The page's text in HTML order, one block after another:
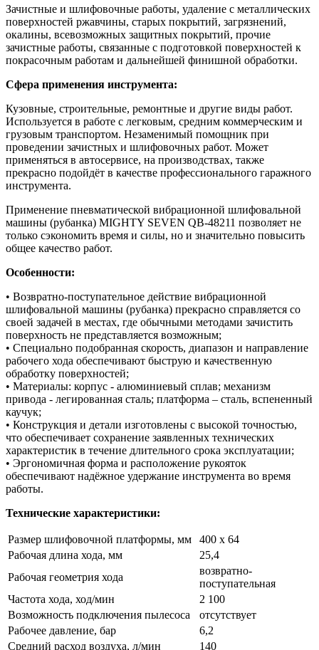
Зачистные и шлифовочные работы, удаление с металлических
поверхностей ржавчины, старых покрытий, загрязнений,
окалины, всевозможных защитных покрытий, прочие
зачистные работы, связанные с подготовкой поверхностей к
покрасочным работам и дальнейшей финишной обработки.
Сфера применения инструмента:
Кузовные, строительные, ремонтные и другие виды работ.
Используется в работе с легковым, средним коммерческим и
грузовым транспортом. Незаменимый помощник при
проведении зачистных и шлифовочных работ. Может
применяться в автосервисе, на производствах, также
прекрасно подойдёт в качестве профессионального гаражного
инструмента.
Применение пневматической вибрационной шлифовальной
машины (рубанка) MIGHTY SEVEN QB-48211 позволяет не
только сэкономить время и силы, но и значительно повысить
общее качество работ.
Особенности:
• Возвратно-поступательное действие вибрационной
шлифовальной машины (рубанка) прекрасно справляется со
своей задачей в местах, где обычными методами зачистить
поверхность не представляется возможным;
• Специально подобранная скорость, диапазон и направление
рабочего хода обеспечивают быструю и качественную
обработку поверхностей;
• Материалы: корпус - алюминиевый сплав; механизм
привода - легированная сталь; платформа – сталь, вспененный
каучук;
• Конструкция и детали изготовлены с высокой точностью,
что обеспечивает сохранение заявленных технических
характеристик в течение длительного срока эксплуатации;
• Эргономичная форма и расположение рукояток
обеспечивают надёжное удержание инструмента во время
работы.
Технические характеристики:
Размер шлифовочной платформы, мм
400 х 64
Рабочая длина хода, мм
25,4
Рабочая геометрия хода
возвратно-
поступательная
Частота хода, ход/мин
2 100
Возможность подключения пылесоса
отсутствует
Рабочее давление, бар
6,2
Средний расход воздуха, л/мин
140